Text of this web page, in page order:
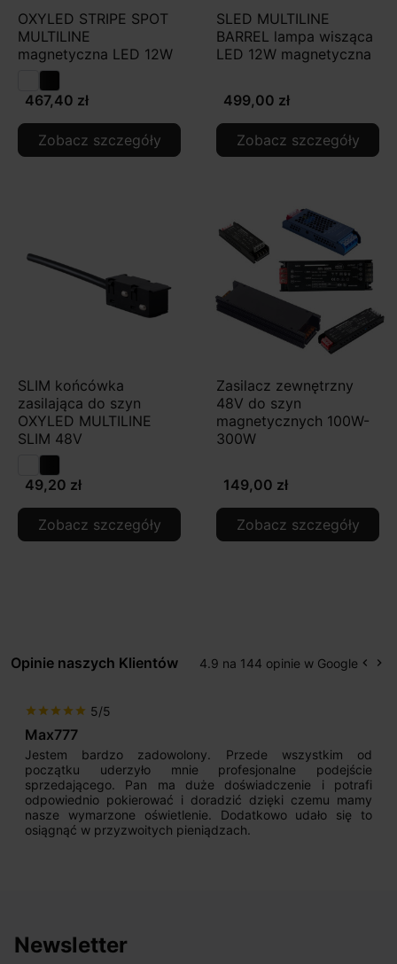
OXYLED STRIPE SPOT
MULTILINE
magnetyczna LED 12W
467,40 zł
Zobacz szczegóły
SLED MULTILINE
BARREL lampa wisząca
LED 12W magnetyczna
499,00 zł
Zobacz szczegóły
SLIM końcówka
zasilająca do szyn
OXYLED MULTILINE
SLIM 48V
49,20 zł
Zobacz szczegóły
Zasilacz zewnętrzny
48V do szyn
magnetycznych 100W-
300W
149,00 zł
Zobacz szczegóły
Opinie naszych Klientów 4.9 na 144 opinie w Google keyboard_arrow_left keyboard_arrow_right
star star star star star 5/5
Max777
Jestem bardzo zadowolony. Przede wszystkim od
początku uderzyło mnie profesjonalne podejście
sprzedającego. Pan ma duże doświadczenie i potrafi
odpowiednio pokierować i doradzić dzięki czemu mamy
nasze wymarzone oświetlenie. Dodatkowo udało się to
osiągnąć w przyzwoitych pieniądzach.
Newsletter